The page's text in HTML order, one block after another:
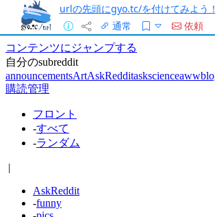
urlの先頭にgyo.tc/を付けてみよう！
通常
依頼